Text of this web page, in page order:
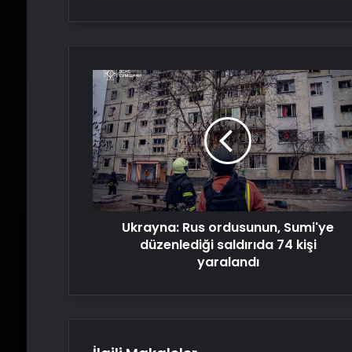
Ukrayna:
Rus
ordusunun,
Sumi'ye
düzenlediği
saldırıda
74
kişi
yaralandı
Ukrayna: Rus ordusunun, Sumi'ye
düzenlediği saldırıda 74 kişi
yaralandı